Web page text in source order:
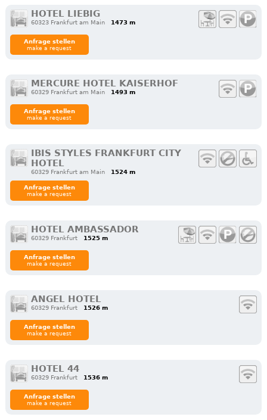
HOTEL LIEBIG
60323 Frankfurt am Main 1473 m
Anfrage stellen
make a request
MERCURE HOTEL KAISERHOF
60329 Frankfurt am Main 1493 m
Anfrage stellen
make a request
IBIS STYLES FRANKFURT CITY
HOTEL
60329 Frankfurt am Main 1524 m
Anfrage stellen
make a request
HOTEL AMBASSADOR
60329 Frankfurt 1525 m
Anfrage stellen
make a request
ANGEL HOTEL
60329 Frankfurt 1526 m
Anfrage stellen
make a request
HOTEL 44
60329 Frankfurt 1536 m
Anfrage stellen
make a request